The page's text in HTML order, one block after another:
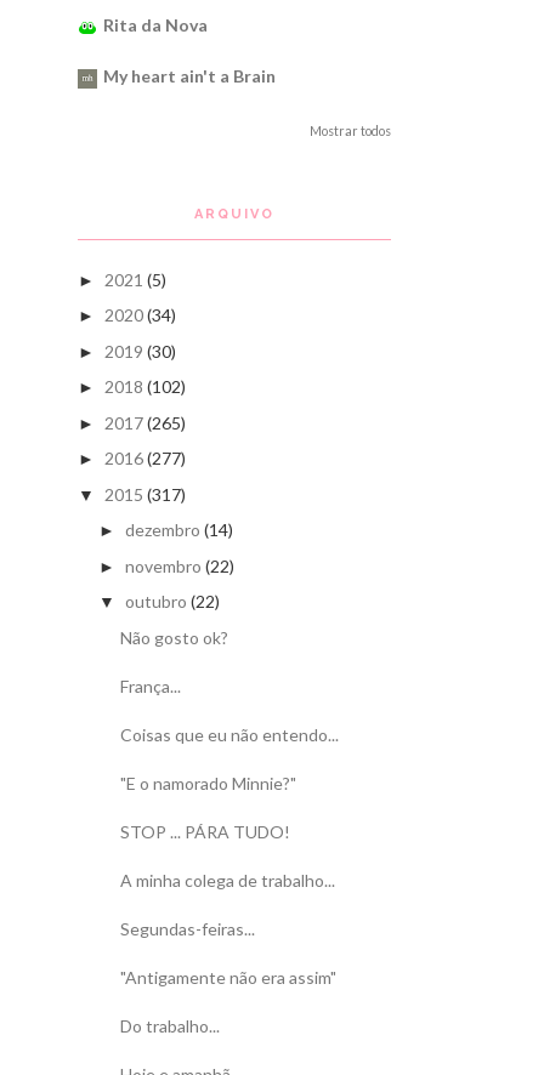
Rita da Nova
My heart ain't a Brain
Mostrar todos
ARQUIVO
► 2021 (5)
► 2020(34)
► 2019 (30)
► 2018 (102)
► 2017(265)
► 2016(277)
▼ 2015 (317)
► dezembro (14)
► novembro (22)
▼ outubro (22)
Não gosto ok?
França...
Coisas que eu não entendo...
"E o namorado Minnie?"
STOP ... PÁRA TUDO!
A minha colega de trabalho...
Segundas-feiras...
"Antigamente não era assim"
Do trabalho...